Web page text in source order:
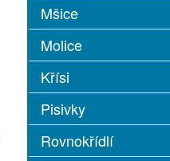
Mšice
Molice
Křísi
Pisivky
Rovnokřídlí